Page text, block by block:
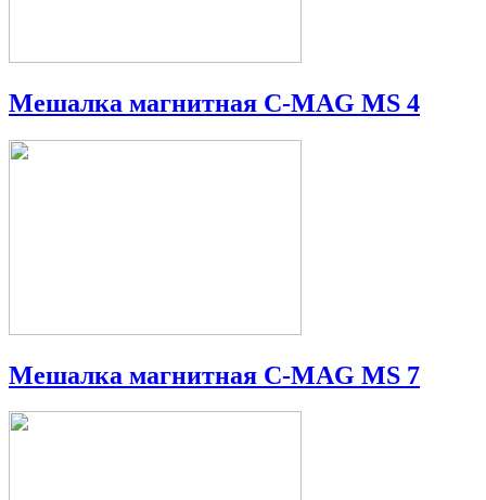
Мешалка магнитная C-MAG MS 4
Мешалка магнитная C-MAG MS 7